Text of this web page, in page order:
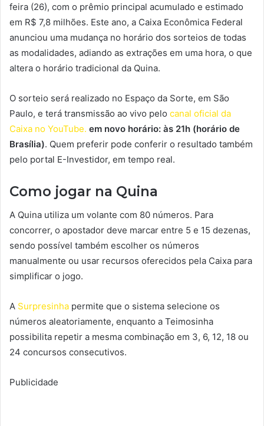
feira (26), com o prêmio principal acumulado e estimado
em R$ 7,8 milhões. Este ano, a Caixa Econômica Federal
anunciou uma mudança no horário dos sorteios de todas
as modalidades, adiando as extrações em uma hora, o que
altera o horário tradicional da Quina.
O sorteio será realizado no Espaço da Sorte, em São
Paulo, e terá transmissão ao vivo pelo canal oficial da
Caixa no YouTube. em novo horário: às 21h (horário de
Brasília). Quem preferir pode conferir o resultado também
pelo portal E-Investidor, em tempo real.
Como jogar na Quina
A Quina utiliza um volante com 80 números. Para
concorrer, o apostador deve marcar entre 5 e 15 dezenas,
sendo possível também escolher os números
manualmente ou usar recursos oferecidos pela Caixa para
simplificar o jogo.
A Surpresinha permite que o sistema selecione os
números aleatoriamente, enquanto a Teimosinha
possibilita repetir a mesma combinação em 3, 6, 12, 18 ou
24 concursos consecutivos.
Publicidade